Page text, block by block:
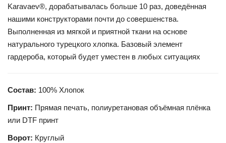
Karavaev®, дорабатывалась больше 10 раз, доведённая
нашими конструкторами почти до совершенства.
Выполненная из мягкой и приятной ткани на основе
натурального турецкого хлопка. Базовый элемент
гардероба, который будет уместен в любых ситуациях
Состав: 100% Хлопок
Принт: Прямая печать, полиуретановая объёмная плёнка
или DTF принт
Ворот: Круглый